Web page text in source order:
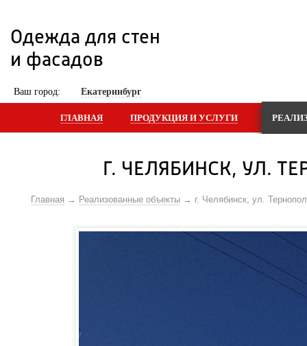
Одежда для стен
и фасадов
Ваш город: Екатеринбург
ГЛАВНАЯ ПРОДУКЦИЯ И УСЛУГИ
Г. ЧЕЛЯБИНСК, УЛ.
Главная Реализованные объекты г. Челябинск, ул.